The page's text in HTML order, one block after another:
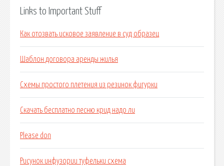
Links to Important Stuff
Как отозвать исковое заявление в суд образец
Шаблон договора аренды жилья
Схемы простого плетения из резинок фигурки
Скачать бесплатно песню крид надо ли
Please don
Рисунок инфузории туфельки схема